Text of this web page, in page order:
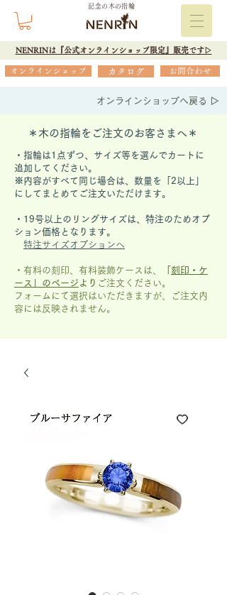
記念の木の指輪
NENRINは『公式オンラインショップ限定』販売です▷
オンラインショップ カタログ お問合わせ
オンラインショップへ戻る ▷
＊木の指輪をご注文のお客さまへ＊
・指輪は1点ずつ、サイズ等を選んでカートに
追加してください。
※内容がすべて同じ場合は、数量を「2以上」
にしてまとめてご注文いただけます。
​・19号以上のリングサイズは、特注のためオプ
ション価格となります。
特注サイズオプションへ
・有料の刻印、有料装飾ケースは、
刻印・ケ
ース」のページ より ご注文ください。
フォームにて選択はいただきますが、
ご注文内
容には反映されません。